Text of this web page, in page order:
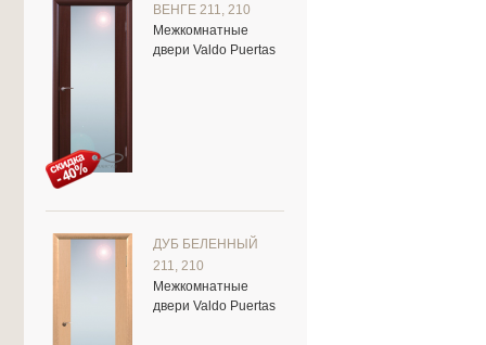
ВЕНГЕ 211, 210
Межкомнатные
двери Valdo Puertas
ДУБ БЕЛЕННЫЙ
211, 210
Межкомнатные
двери Valdo Puertas